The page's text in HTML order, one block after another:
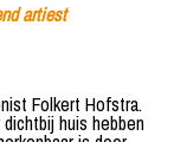
artiest
Folkert Hofstra.
huis hebben